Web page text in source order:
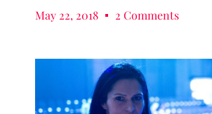
May 22, 2018 2 Comments